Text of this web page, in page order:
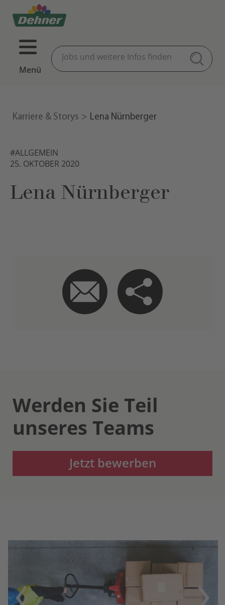
Menü
Karriere & Storys Lena Nürnberger
#ALLGEMEIN
25. OKTOBER 2020
Lena Nürnberger
Werden Sie Teil
unseres Teams
Jetzt bewerben
Previous Next